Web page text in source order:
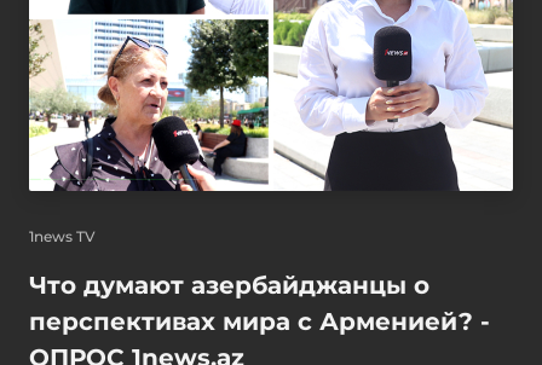
1news TV
Что думают азербайджанцы о
перспективах мира с Арменией? -
ОПРОС 1news.az